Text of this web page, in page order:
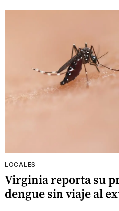
LOCALES
Virginia reporta su
dengue sin viaje al